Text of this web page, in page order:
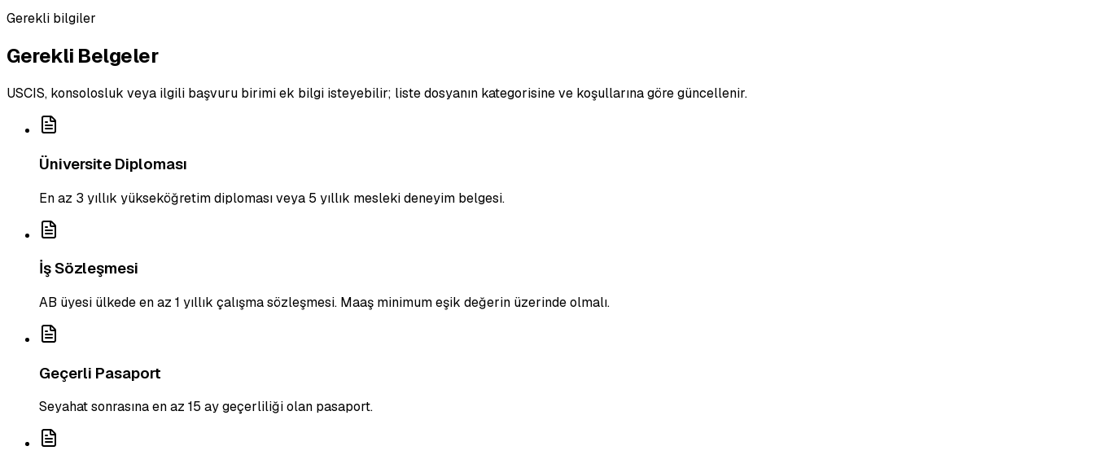
Gerekli bilgiler
Gerekli Belgeler
USCIS, konsolosluk veya ilgili başvuru birimi ek bilgi isteyebilir; liste dosyanın kategorisine ve koşullarına göre güncellenir.
Üniversite Diploması
En az 3 yıllık yükseköğretim diploması veya 5 yıllık mesleki deneyim belgesi.
İş Sözleşmesi
AB üyesi ülkede en az 1 yıllık çalışma sözleşmesi. Maaş minimum eşik değerin üzerinde olmalı.
Geçerli Pasaport
Seyahat sonrasına en az 15 ay geçerliliği olan pasaport.